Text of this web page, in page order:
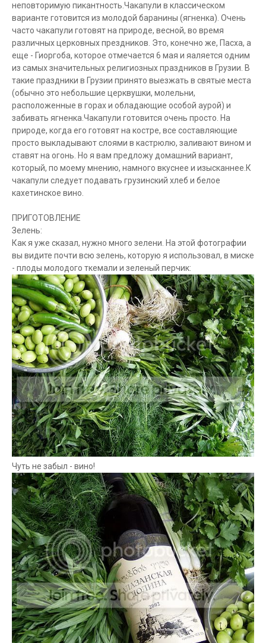
неповторимую пикантность.Чакапули в классическом
варианте готовится из молодой баранины (ягненка). Очень
часто чакапули готовят на природе, весной, во время
различных церковных прездников. Это, конечно же, Пасха, а
еще - Гиоргоба, которое отмечается 6 мая и яаляется одним
из самых значительных религиозных праздников в Грузии. В
такие праздники в Грузии принято выезжать в святые места
(обычно это небольшие церквушки, молельни,
расположенные в горах и обладающие особой аурой) и
забивать ягненка.Чакапули готовится очень просто. На
природе, когда его готовят на костре, все составляющие
просто выкладывают слоями в кастрюлю, заливают вином и
ставят на огонь. Но я вам предложу домашний вариант,
который, по моему мнению, намного вкуснее и изысканнее.К
чакапули следует подавать грузинский хлеб и белое
кахетинское вино.
ПРИГОТОВЛЕНИЕ
Зелень:
Как я уже сказал, нужно много зелени. На этой фотографии
вы видите почти всю зелень, которую я использовал, в миске
- плоды молодого ткемали и зеленый перчик:
Чуть не забыл - вино!